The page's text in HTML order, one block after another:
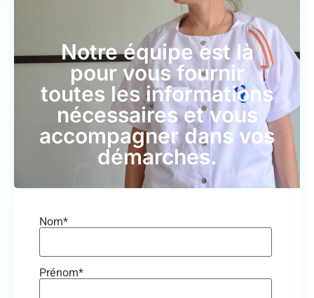
Notre équipe est là
pour vous fournir
toutes les informations
nécessaires et vous
accompagner dans vos
démarches.
Nom*
Prénom*